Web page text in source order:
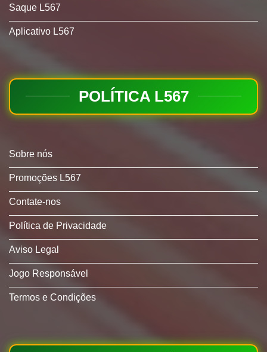
Saque L567
Aplicativo L567
POLÍTICA L567
Sobre nós
Promoções L567
Contate-nos
Política de Privacidade
Aviso Legal
Jogo Responsável
Termos e Condições